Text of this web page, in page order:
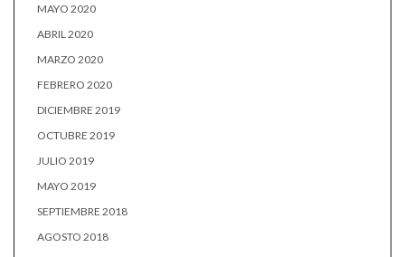
MAYO 2020
ABRIL 2020
MARZO 2020
FEBRERO 2020
DICIEMBRE 2019
OCTUBRE 2019
JULIO 2019
MAYO 2019
SEPTIEMBRE 2018
AGOSTO 2018